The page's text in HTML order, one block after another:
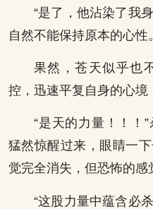
“是了，他沾染了我
自然不能保持原本的心性
果然，苍天似乎也
控，迅速平复自身的心境
“是天的力量！！！
猛然惊醒过来，眼睛一
觉完全消失，但恐怖的感
“这股力量中蕴含必